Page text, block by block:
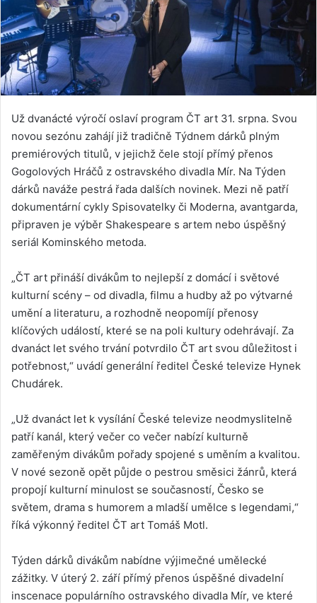
Už dvanácté výročí oslaví program ČT art 31. srpna. Svou
novou sezónu zahájí již tradičně Týdnem dárků plným
premiérových titulů, v jejichž čele stojí přímý přenos
Gogolových Hráčů z ostravského divadla Mír. Na Týden
dárků naváže pestrá řada dalších novinek. Mezi ně patří
dokumentární cykly Spisovatelky či Moderna, avantgarda,
připraven je výběr Shakespeare s artem nebo úspěšný
seriál Kominského metoda.
„ČT art přináší divákům to nejlepší z domácí i světové
kulturní scény – od divadla, filmu a hudby až po výtvarné
umění a literaturu, a rozhodně neopomíjí přenosy
klíčových událostí, které se na poli kultury odehrávají. Za
dvanáct let svého trvání potvrdilo ČT art svou důležitost i
potřebnost,“ uvádí generální ředitel České televize Hynek
Chudárek.
„Už dvanáct let k vysílání České televize neodmyslitelně
patří kanál, který večer co večer nabízí kulturně
zaměřeným divákům pořady spojené s uměním a kvalitou.
V nové sezoně opět půjde o pestrou směsici žánrů, která
propojí kulturní minulost se současností, Česko se
světem, drama s humorem a mladší umělce s legendami,“
říká výkonný ředitel ČT art Tomáš Motl.
Týden dárků divákům nabídne výjimečné umělecké
zážitky. V úterý 2. září přímý přenos úspěšné divadelní
inscenace populárního ostravského divadla Mír, ve které